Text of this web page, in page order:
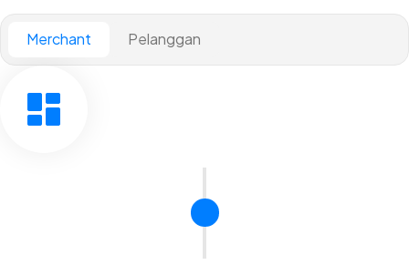
Merchant Pelanggan